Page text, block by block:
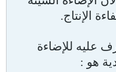
الإنتاج.
عليه للإضاءة
هو :